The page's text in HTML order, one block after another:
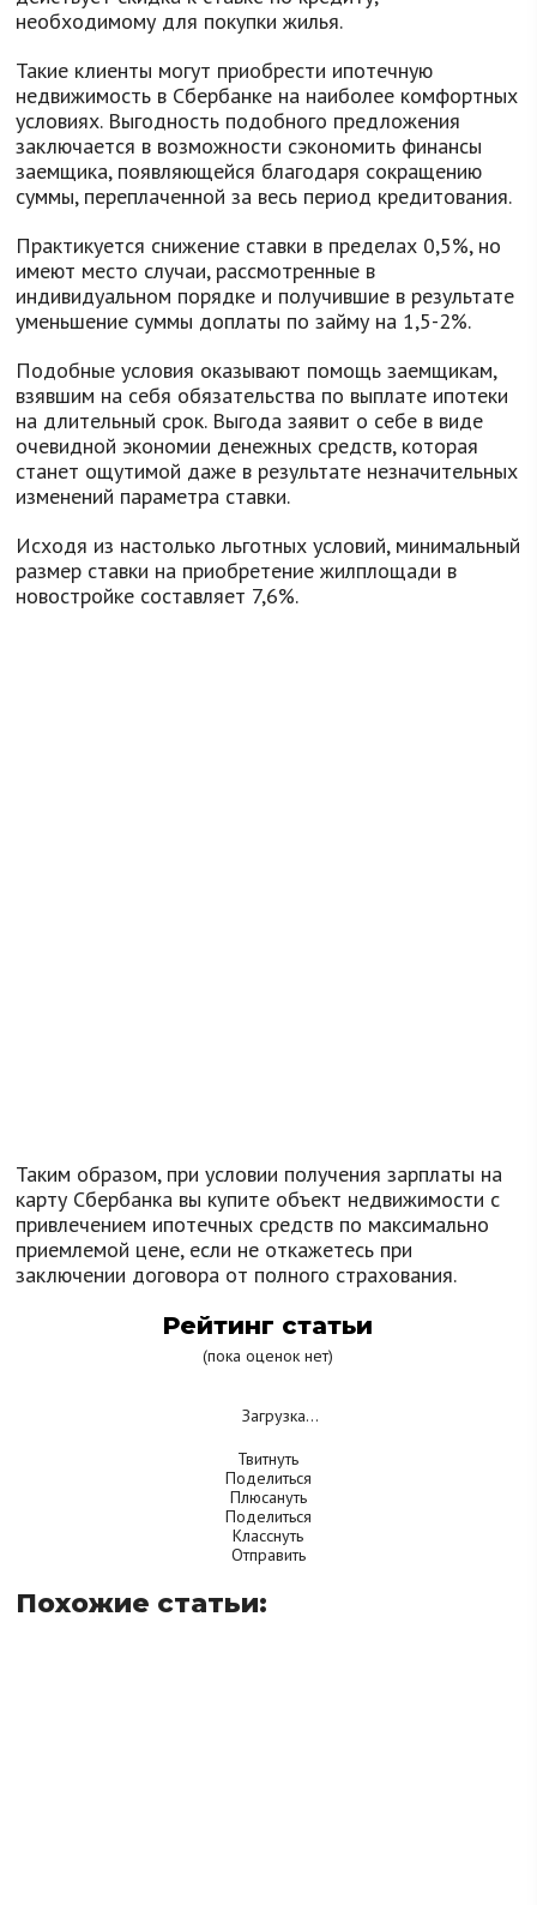
необходимому для покупки жилья.
Такие клиенты могут приобрести ипотечную
недвижимость в Сбербанке на наиболее комфортных
условиях. Выгодность подобного предложения
заключается в возможности сэкономить финансы
заемщика, появляющейся благодаря сокращению
суммы, переплаченной за весь период кредитования.
Практикуется снижение ставки в пределах 0,5%, но
имеют место случаи, рассмотренные в
индивидуальном порядке и получившие в результате
уменьшение суммы доплаты по займу на 1,5-2%.
Подобные условия оказывают помощь заемщикам,
взявшим на себя обязательства по выплате ипотеки
на длительный срок. Выгода заявит о себе в виде
очевидной экономии денежных средств, которая
станет ощутимой даже в результате незначительных
изменений параметра ставки.
Исходя из настолько льготных условий, минимальный
размер ставки на приобретение жилплощади в
новостройке составляет 7,6%.
Таким образом, при условии получения зарплаты на
карту Сбербанка вы купите объект недвижимости с
привлечением ипотечных средств по максимально
приемлемой цене, если не откажетесь при
заключении договора от полного страхования.
Рейтинг статьи
(пока оценок нет)
Загрузка...
Твитнуть
Поделиться
Плюсануть
Поделиться
Класснуть
Отправить
Похожие статьи: